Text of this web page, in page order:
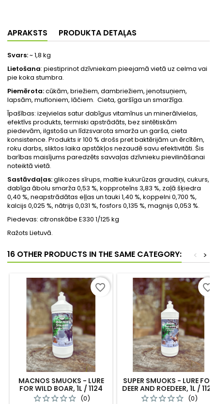
APRAKSTS PRODUKTA DETAĻAS
Svars:~ 1,8 kg
Lietošana: piestiprinot dzīvniekam pieejamā vietā uz celma vai
pie koka stumbra.
Piemērota:cūkām, briežiem, dambriežiem, jenotsuņiem,
lapsām, mufloniem, lāčiem. Cieta, garšīga un smaržīga.
Īpašības: izejvielas satur dabīgus vitamīnus un minerālvielas,
efektīvs produkts, termiski apstrādāts, bez sintētiskām
piedevām, ilgstoša un līdzsvarota smarža un garša, cieta
konsistence. Produkts ir 100 % drošs pret baktērijām un ērcītēm,
roku darbs, sliktos laika apstākļos nezaudē savu efektivitāti. Šis
barības maisījums paredzēts savvaļas dzīvnieku pievilināšanai
noteiktā vietā.
Sastāvdaļas:glikozes sīrups, maltie kukurūzas graudiņi, cukurs,
dabīga ābolu smarža 0,53 %, kopproteīns 3,83 %, zaļā šķiedra
0,40 %, neapstrādātas eļļas un tauki 1,40 %, koppelni 0,700 %,
kalcijs 0,025 %, nātrijs 0,031 %, fosfors 0,135 %, magnijs 0,053 %.
Piedevas: citronskābe E330 1/125 kg
Ražots Lietuvā.
16 OTHER PRODUCTS IN THE SAME CATEGORY: >
<
MACNOS SMUOKS - LURE
FOR WILD BOAR, 1L / 1124
(0)
favorite_border
SUPER SMUOKS - LURE FOR
DEER AND ROEDEER, 1L / 1122
(0)
favorite_border